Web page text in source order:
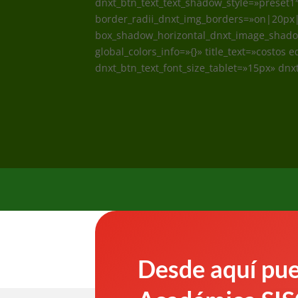
global_colors_info=»{}» title_text=»costos
dnxt_btn_text_font_size_tablet=»15px»
Desde aquí